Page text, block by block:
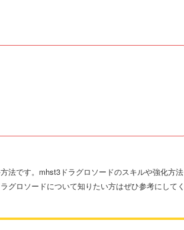
法です。mhst3ドラグロソードのスキルや強化方法
グロソードについて知りたい方はぜひ参考にしてく